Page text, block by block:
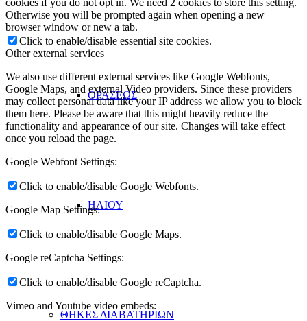
ΟΡΑΣΕΩΣ
ΗΛΙΟΥ
ΘΗΚΕΣ ΔΙΑΒΑΤΗΡΙΩΝ
cookies if you do not opt in. We need 2 cookies to store this setting.
Otherwise you will be prompted again when opening a new
browser window or new a tab.
Click to enable/disable essential site cookies.
Other external services
We also use different external services like Google Webfonts,
Google Maps, and external Video providers. Since these providers
may collect personal data like your IP address we allow you to block
them here. Please be aware that this might heavily reduce the
functionality and appearance of our site. Changes will take effect
once you reload the page.
Google Webfont Settings:
Click to enable/disable Google Webfonts.
Google Map Settings:
Click to enable/disable Google Maps.
Google reCaptcha Settings:
Click to enable/disable Google reCaptcha.
Vimeo and Youtube video embeds: